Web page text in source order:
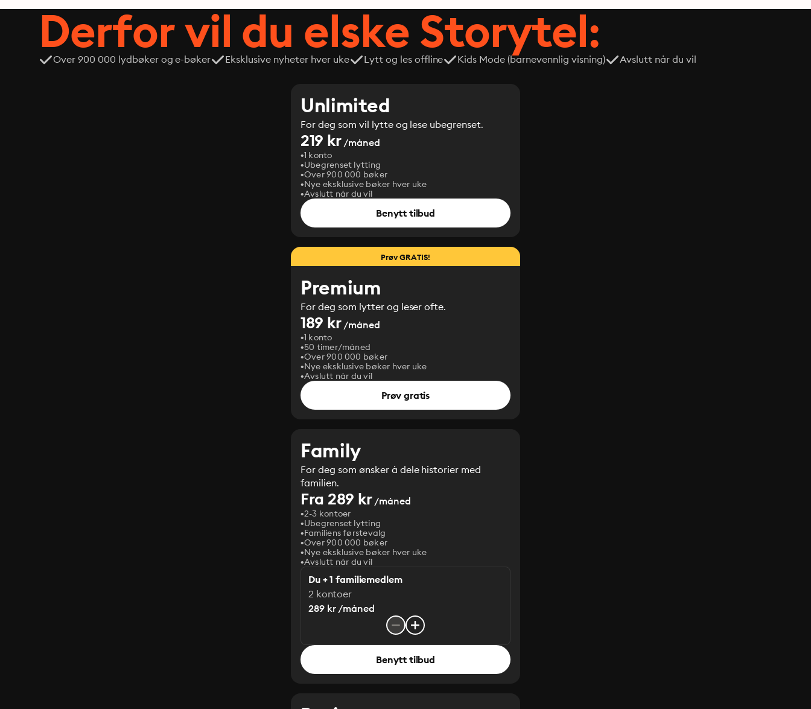
Derfor vil du elske Storytel:
Over 900 000 lydbøker og e-bøker Eksklusive nyheter hver uke Lytt og les offline Kids Mode (barnevennlig visning) Avslutt når du vil
Unlimited
For deg som vil lytte og lese ubegrenset.
219 kr/måned
1 konto
Ubegrenset lytting
Over 900 000 bøker
Nye eksklusive bøker hver uke
Avslutt når du vil
Benytt tilbud
Prøv GRATIS!
Premium
For deg som lytter og leser ofte.
189 kr/måned
1 konto
50 timer/måned
Over 900 000 bøker
Nye eksklusive bøker hver uke
Avslutt når du vil
Prøv gratis
Family
For deg som ønsker å dele historier med
familien.
Fra 289 kr/måned
2-3 kontoer
Ubegrenset lytting
Familiens førstevalg
Over 900 000 bøker
Nye eksklusive bøker hver uke
Avslutt når du vil
Du + 1 familiemedlem
2 kontoer
289 kr /måned
Benytt tilbud